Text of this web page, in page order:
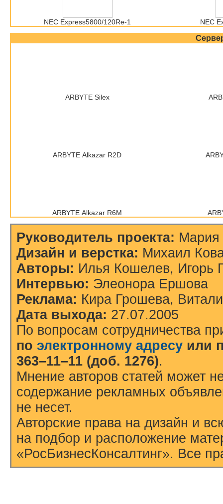
NEC Express5800/120Re-1 NEC
ARBYTE Silex
ARBYTE Alkazar R2D
ARBYTE Alkazar R6M
Руководитель проекта: Мария
Дизайн и верстка: Михаил
Авторы: Илья Кошелев, Игорь
Интервью: Элеонора Ершова
Реклама: Кира Грошева,
Дата выхода: 27.07.2005
По вопросам сотрудничества
по электронному адресу или
363–11–11 (доб. 1276).
Мнение авторов статей может
содержание рекламных
не несет.
Авторские права на дизайн и
на подбор и расположение
«РосБизнесКонсалтинг». Все